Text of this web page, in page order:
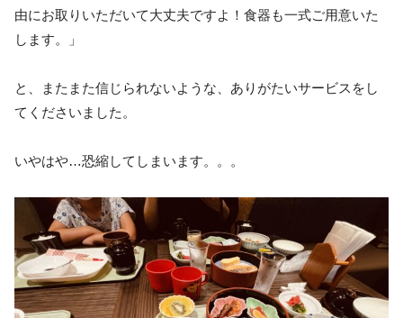
由にお取りいただいて大丈夫ですよ！食器も一式ご用意いた
します。」
と、またまた信じられないような、ありがたいサービスをし
てくださいました。
いやはや…恐縮してしまいます。。。